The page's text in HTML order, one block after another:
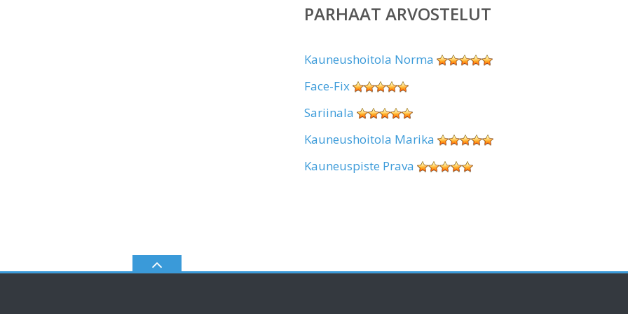
PARHAAT ARVOSTELUT
Kauneushoitola Norma
Face-Fix
Sariinala
Kauneushoitola Marika
Kauneuspiste Prava